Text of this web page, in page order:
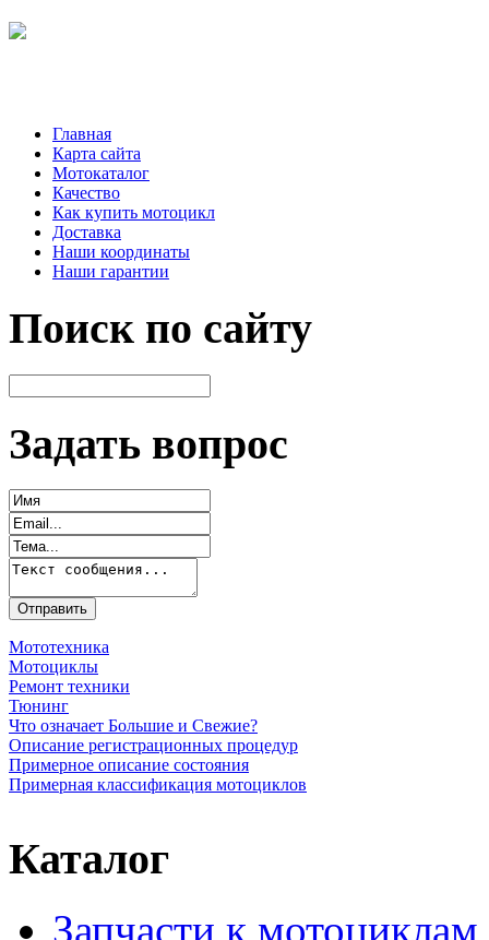
Главная
Карта сайта
Мотокаталог
Качество
Как купить мотоцикл
Доставка
Наши координаты
Наши гарантии
Поиск по сайту
Задать вопрос
Мототехника
Мотоциклы
Ремонт техники
Тюнинг
Что означает Большие и Свежие?
Описание регистрационных процедур
Примерное описание состояния
Примерная классификация мотоциклов
Каталог
Запчасти к мотоциклам